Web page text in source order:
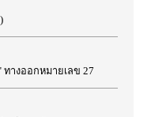
างออกหมายเลข 27